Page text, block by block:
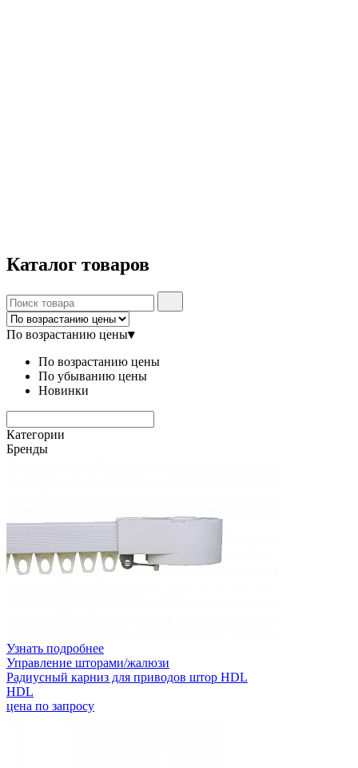
Каталог товаров
По возрастанию цены▾
По возрастанию цены
По убыванию цены
Новинки
Категории
Бренды
Узнать подробнее
Управление шторами/жалюзи
Радиусный карниз для приводов штор HDL
HDL
цена по запросу